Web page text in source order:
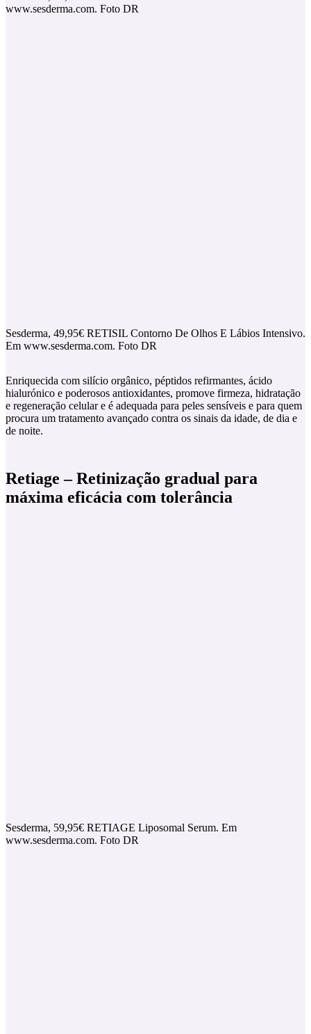
www.sesderma.com. Foto DR
Sesderma, 49,95€ RETISIL Contorno De Olhos E Lábios Intensivo.
Em www.sesderma.com. Foto DR
Enriquecida com silício orgânico, péptidos refirmantes, ácido
hialurónico e poderosos antioxidantes, promove firmeza, hidratação
e regeneração celular e é adequada para peles sensíveis e para quem
procura um tratamento avançado contra os sinais da idade, de dia e
de noite.
Retiage – Retinização gradual para
máxima eficácia com tolerância
Sesderma, 59,95€ RETIAGE Liposomal Serum. Em
www.sesderma.com. Foto DR